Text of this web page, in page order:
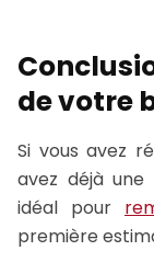
de votre
Si vous avez
avez déjà
idéal pour
première